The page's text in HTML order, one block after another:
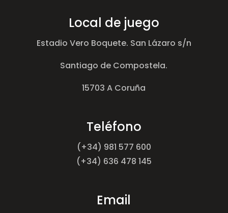
Local de juego
Estadio Vero Boquete. San Lázaro s/n
Santiago de Compostela.
15703 A Coruña
Teléfono
(+34) 981 577 600
(+34) 636 478 145
Email